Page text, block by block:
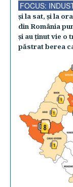
FOCUS:
şi la sat, şi la
din România
şi au ţinut vie o
păstrat berea